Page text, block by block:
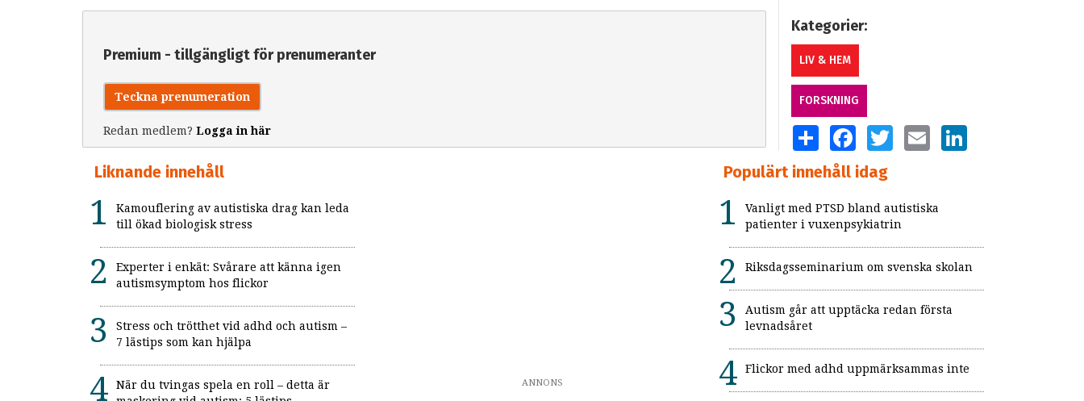
Premium - tillgängligt för prenumeranter
Teckna prenumeration
Redan medlem? Logga in här
Kategorier:
LIV & HEM
FORSKNING
SHARE FACEBOOKTWITTEREMAIL LINKEDIN
Liknande innehåll
Kamouflering av autistiska drag kan leda
till ökad biologisk stress
Experter i enkät: Svårare att känna igen
autismsymptom hos flickor
Stress och trötthet vid adhd och autism –
7 lästips som kan hjälpa
När du tvingas spela en roll – detta är
ANNONS
Populärt innehåll idag
Vanligt med PTSD bland autistiska
patienter i vuxenpsykiatrin
Riksdagsseminarium om svenska skolan
Autism går att upptäcka redan första
levnadsåret
Flickor med adhd uppmärksammas inte